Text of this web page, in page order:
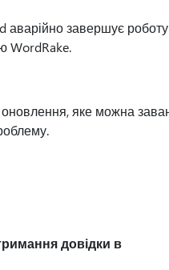
завершує роботу
WordRake.
яке можна
довідки в